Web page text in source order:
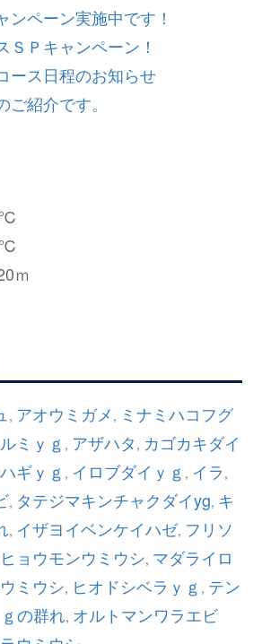
ンペーン実施中です！
ＳＰキャンペーン！
ース日程のお知らせ
紹介です。
ｍ
, アオウミガメ , ミナミハコフグ
ミｙｇ , アザハタ , カゴカキダイ
ギｙｇ , イロブダイｙｇ , イラ ,
, タテジマキンチャクダイyg, キ
, イザヨイベンケイハゼ, フリソ
ヒョウモンウミウシ, マダライロ
ミウシ, ヒオドシベラｙｇ , テン
の群れ, オルトマンワラエビ